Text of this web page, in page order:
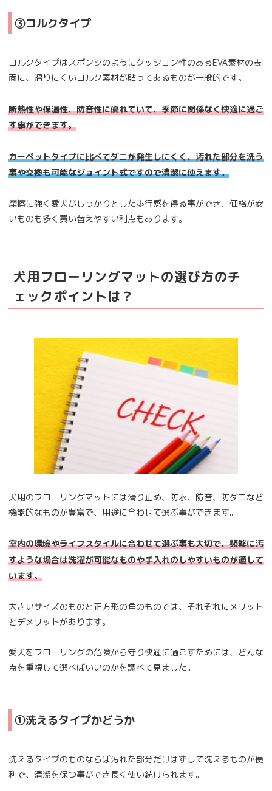
③コルクタイプ
コルクタイプはスポンジのようにクッション性のあるEVA素材の表
面に、滑りにくいコルク素材が貼ってあるものが一般的です。
断熱性や保温性、防音性に優れていて、季節に関係なく快適に過ご
す事ができます。
カーペットタイプに比べてダニが発生しにくく、汚れた部分を洗う
事や交換も可能なジョイント式ですので清潔に使えます。
摩擦に強く愛犬がしっかりとした歩行感を得る事ができ、価格が安
いものも多く買い替えやすい利点もあります。
犬用フローリングマットの選び方のチ
ェックポイントは？
犬用のフローリングマットには滑り止め、防水、防音、防ダニなど
機能的なものが豊富で、用途に合わせて選ぶ事ができます。
室内の環境やライフスタイルに合わせて選ぶ事も大切で、頻繁に汚
すような場合は洗濯が可能なものや手入れのしやすいものが適して
います。
大きいサイズのものと正方形の角のものでは、それぞれにメリット
とデメリットがあります。
愛犬をフローリングの危険から守り快適に過ごすためには、どんな
点を重視して選べばいいのかを調べて見ました。
①洗えるタイプかどうか
洗えるタイプのものならば汚れた部分だけはずして洗えるものが便
利で、清潔を保つ事ができ長く使い続けられます。